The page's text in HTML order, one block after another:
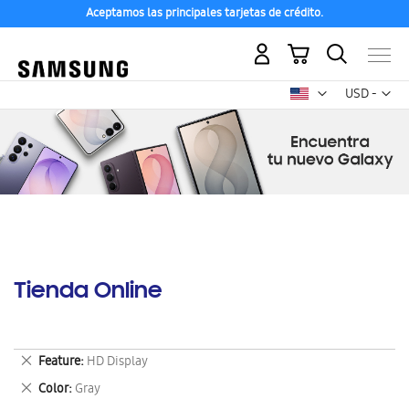
Aceptamos las principales tarjetas de crédito.
USD -
dólar
Mi carrito
Tienda Online
Feature HD Display
Eliminar
este
artículo
Color Gray
Eliminar